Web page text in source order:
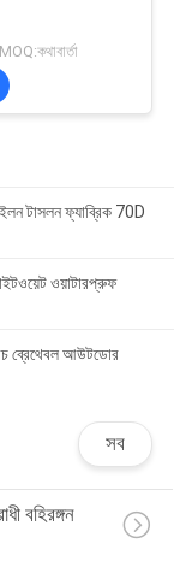
টাসলন ফ্যাব্রিক 70D
ওয়াটারপ্রুফ
ব্রেথেবল আউটডোর
সব
বহিরঙ্গন